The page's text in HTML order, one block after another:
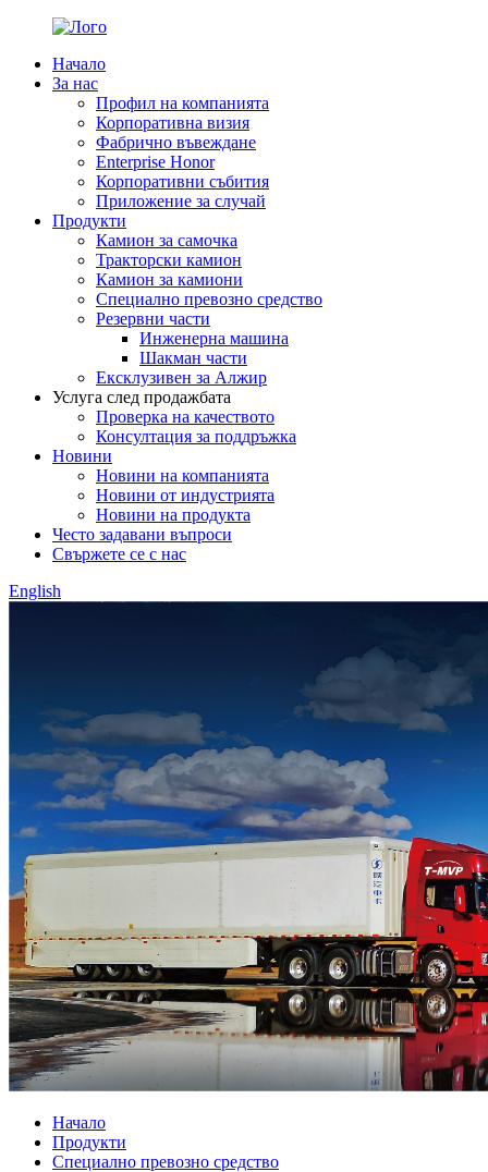
Начало
За нас
Профил на компанията
Корпоративна визия
Фабрично въвеждане
Enterprise Honor
Корпоративни събития
Приложение за случай
Продукти
Камион за самочка
Тракторски камион
Камион за камиони
Специално превозно средство
Резервни части
Инженерна машина
Шакман части
Ексклузивен за Алжир
Услуга след продажбата
Проверка на качеството
Консултация за поддръжка
Новини
Новини на компанията
Новини от индустрията
Новини на продукта
Често задавани въпроси
Свържете се с нас
English
Начало
Продукти
Специално превозно средство